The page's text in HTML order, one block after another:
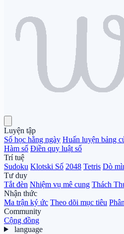
Luyện tập
Số học hằng ngày Huấn luyện bảng
Hàm số Điền quy luật số
Trí tuệ
Sudoku Klotski Số 2048 Tetris Dò
Tư duy
Tắt đèn Nhiệm vụ mê cung Thách
Nhận thức
Ma trận ký ức Theo dõi mục tiêu
Community
Cộng đồng
language